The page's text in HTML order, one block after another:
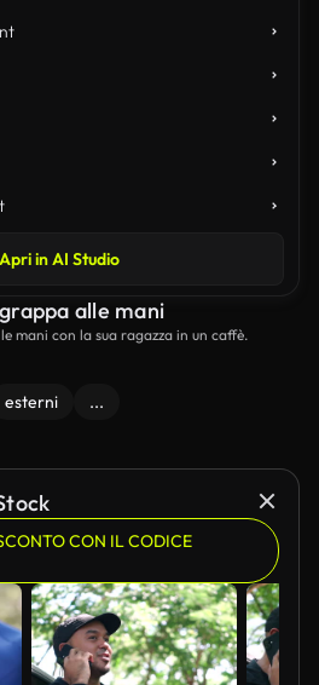
Apri in AI Studio
alle mani
mani con la sua ragazza in un caffè.
esterni ...
CON IL CODICE